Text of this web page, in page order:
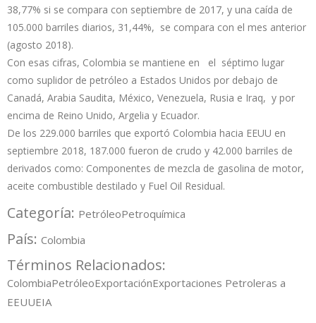
38,77% si se compara con septiembre de 2017, y una caída de
105.000 barriles diarios, 31,44%, se compara con el mes anterior
(agosto 2018).
Con esas cifras, Colombia se mantiene en el séptimo lugar
como suplidor de petróleo a Estados Unidos por debajo de
Canadá, Arabia Saudita, México, Venezuela, Rusia e Iraq, y por
encima de Reino Unido, Argelia y Ecuador.
De los 229.000 barriles que exportó Colombia hacia EEUU en
septiembre 2018, 187.000 fueron de crudo y 42.000 barriles de
derivados como: Componentes de mezcla de gasolina de motor,
aceite combustible destilado y Fuel Oil Residual.
Categoría: PetróleoPetroquímica
País: Colombia
Términos Relacionados:
ColombiaPetróleoExportaciónExportaciones Petroleras a
EEUUEIA